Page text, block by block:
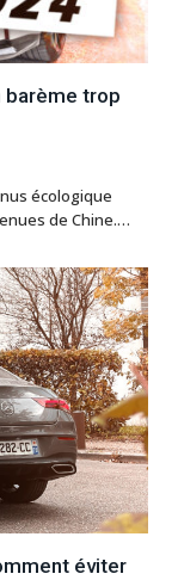
barème trop
écologique
de Chine.…
éviter